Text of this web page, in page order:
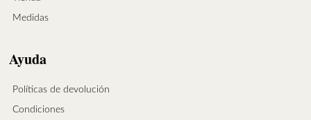
Medidas
Ayuda
Políticas de devolución
Condiciones